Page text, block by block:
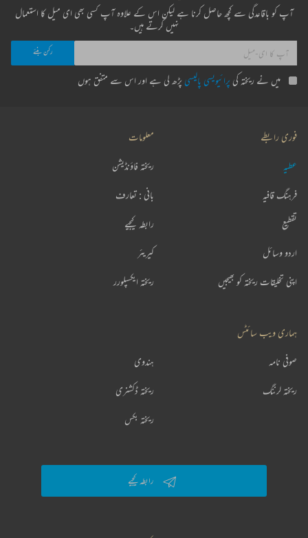
آپ کو باقاعدگی سے کچھ حاصل کرنا ہے لیکن اس کے علاوہ آپ کسی بھی ای میل کا استعمال
نہیں کرتے ہیں۔
میں نے ریختہ کی پرائیویسی پالیسی پڑھ لی ہے اور اس سے متفق ہوں
فوری رابطے
عطیہ
فرہنگ قافیہ
تقطیع
اردو وسائل
اپنی تخلیقات ریختہ کو بھیجیں
معلومات
ریختہ فاؤنڈیشن
بانی : تعارف
رابطہ کیجیے
کیریئر
ریختہ ایکسپلورر
ہماری ویب سائٹس
ہندوی صوفی نامہ
ریختہ ڈکشنری ریختہ لرننگ
ریختہ بکس
رابطہ کیجیے